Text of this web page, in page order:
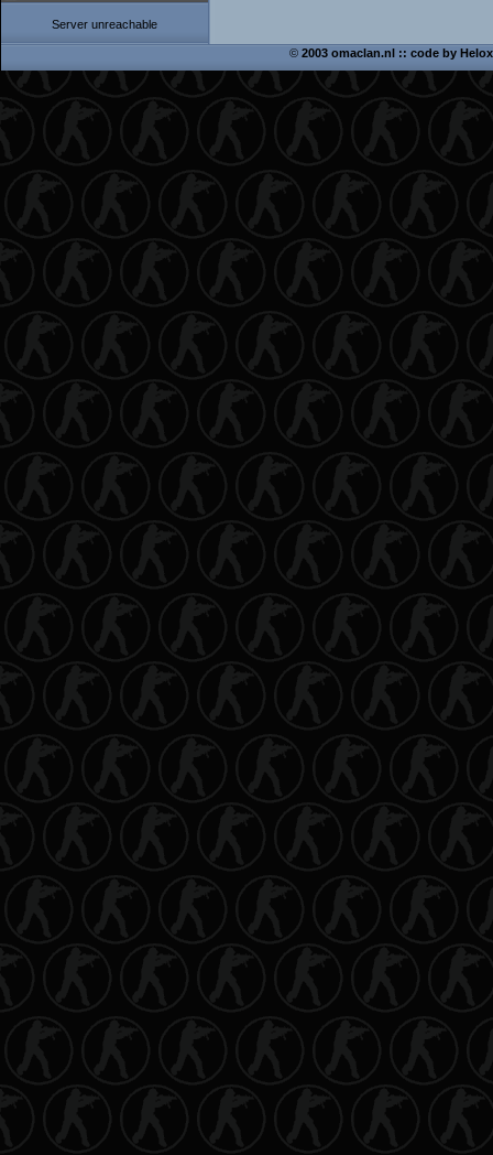
Server unreachable
© 2003 omaclan.nl :: code by Helox